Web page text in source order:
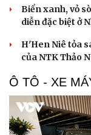
Biển xanh, vỏ
diễn đặc biệt ở
H'Hen Niê tỏa
của NTK Thảo
Ô TÔ - XE